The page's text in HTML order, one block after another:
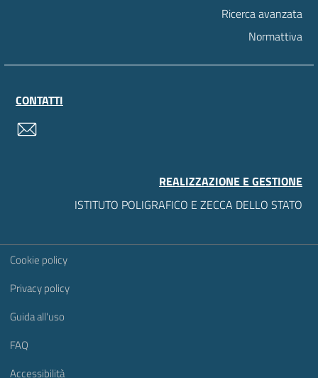
Ricerca avanzata
Normattiva
CONTATTI
REALIZZAZIONE E GESTIONE
ISTITUTO POLIGRAFICO E ZECCA DELLO STATO
Sezione Link Utili
Cookie policy
Privacy policy
Guida all'uso
FAQ
Accessibilità